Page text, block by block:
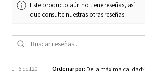
Este producto aún no tiene reseñas, así
que consulte nuestras otras reseñas.
1 - 6 de 120 Ordenar por: